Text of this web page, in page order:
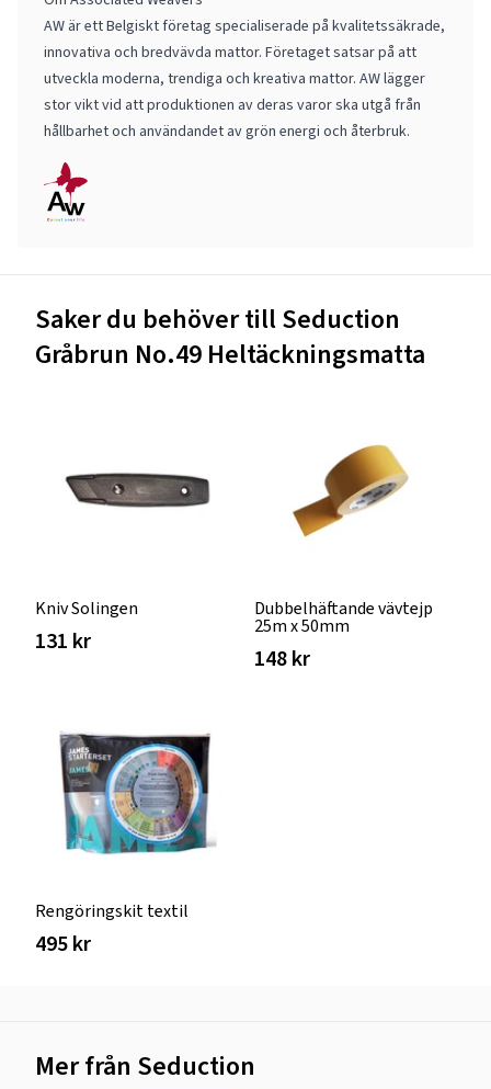
AW är ett Belgiskt företag specialiserade på kvalitetssäkrade,
innovativa och bredvävda mattor. Företaget satsar på att
utveckla moderna, trendiga och kreativa mattor. AW lägger
stor vikt vid att produktionen av deras varor ska utgå från
hållbarhet och användandet av grön energi och återbruk.
Saker du behöver till Seduction
Gråbrun No.49 Heltäckningsmatta
Kniv Solingen
131 kr
Dubbelhäftande vävtejp
25m x 50mm
148 kr
Rengöringskit textil
495 kr
Mer från Seduction